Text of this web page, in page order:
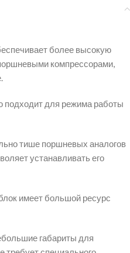
более высокую
компрессорами,
подходит для режима работы
тише поршневых аналогов
устанавливать его
имеет большой ресурс
габариты для